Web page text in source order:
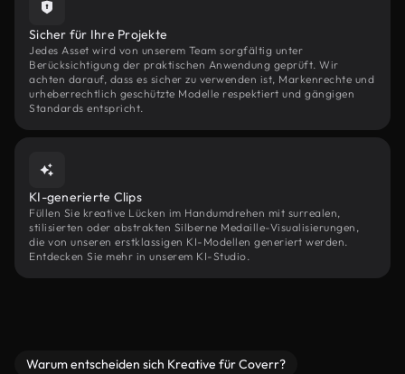
Sicher für Ihre Projekte
Jedes Asset wird von unserem Team sorgfältig unter
Berücksichtigung der praktischen Anwendung geprüft. Wir
achten darauf, dass es sicher zu verwenden ist, Markenrechte und
urheberrechtlich geschützte Modelle respektiert und gängigen
Standards entspricht.
KI-generierte Clips
Füllen Sie kreative Lücken im Handumdrehen mit surrealen,
stilisierten oder abstrakten Silberne Medaille-Visualisierungen,
die von unseren erstklassigen KI-Modellen generiert werden.
Entdecken Sie mehr in unserem KI-Studio.
Warum entscheiden sich Kreative für Coverr?